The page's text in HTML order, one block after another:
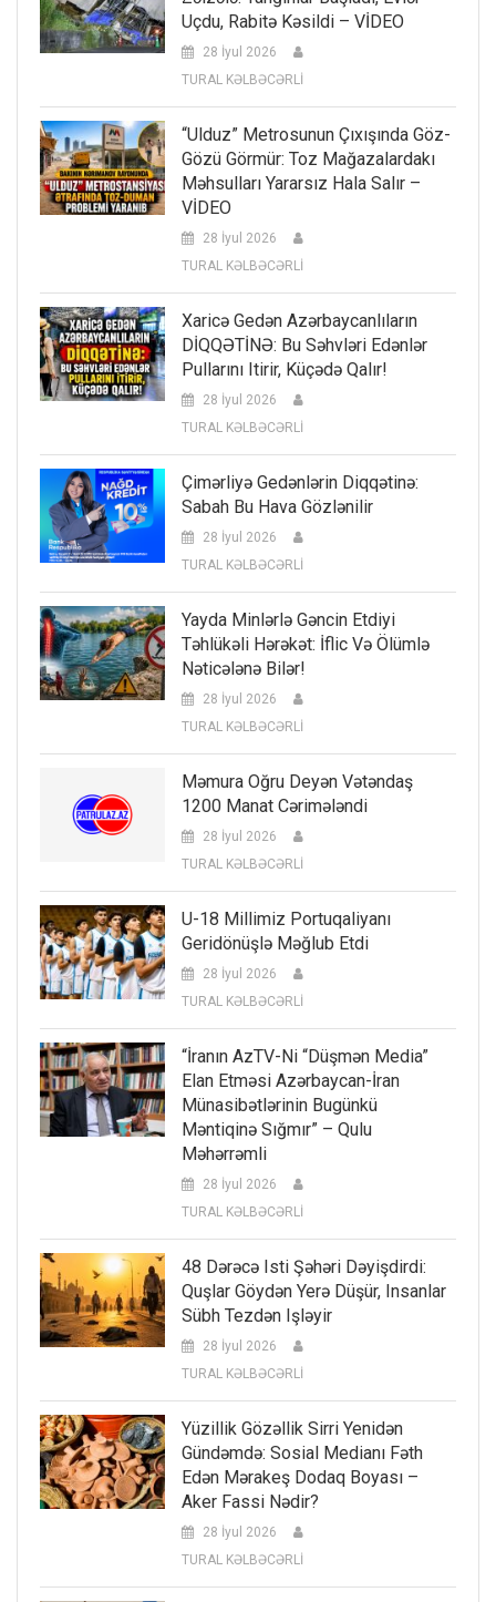
Uçdu, Rabitə Kəsildi – VİDEO
28 İyul 2026
TURAL KƏLBƏCƏRLİ
“Ulduz” Metrosunun Çıxışında Göz-
Gözü Görmür: Toz Mağazalardakı
Məhsulları Yararsız Hala Salır –
VİDEO
28 İyul 2026
TURAL KƏLBƏCƏRLİ
Xaricə Gedən Azərbaycanlıların
DİQQƏTİNƏ: Bu Səhvləri Edənlər
Pullarını Itirir, Küçədə Qalır!
28 İyul 2026
TURAL KƏLBƏCƏRLİ
Çimərliyə Gedənlərin Diqqətinə:
Sabah Bu Hava Gözlənilir
28 İyul 2026
TURAL KƏLBƏCƏRLİ
Yayda Minlərlə Gəncin Etdiyi
Təhlükəli Hərəkət: İflic Və Ölümlə
Nəticələnə Bilər!
28 İyul 2026
TURAL KƏLBƏCƏRLİ
Məmura Oğru Deyən Vətəndaş
1200 Manat Cərimələndi
28 İyul 2026
TURAL KƏLBƏCƏRLİ
U-18 Millimiz Portuqaliyanı
Geridönüşlə Məğlub Etdi
28 İyul 2026
TURAL KƏLBƏCƏRLİ
“İranın AzTV-Ni “düşmən Media”
Elan Etməsi Azərbaycan-İran
Münasibətlərinin Bugünkü
Məntiqinə Sığmır” – Qulu
Məhərrəmli
28 İyul 2026
TURAL KƏLBƏCƏRLİ
48 Dərəcə Isti Şəhəri Dəyişdirdi:
Quşlar Göydən Yerə Düşür, Insanlar
Sübh Tezdən Işləyir
28 İyul 2026
TURAL KƏLBƏCƏRLİ
Yüzillik Gözəllik Sirri Yenidən
Gündəmdə: Sosial Medianı Fəth
Edən Mərakeş Dodaq Boyası –
Aker Fassi Nədir?
28 İyul 2026
TURAL KƏLBƏCƏRLİ